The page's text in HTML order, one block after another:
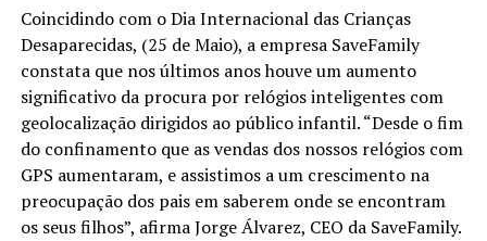
Coincidindo com o Dia Internacional das Crianças
Desaparecidas, (25 de Maio), a empresa SaveFamily
constata que nos últimos anos houve um aumento
significativo da procura por relógios inteligentes com
geolocalização dirigidos ao público infantil. “Desde o fim
do confinamento que as vendas dos nossos relógios com
GPS aumentaram, e assistimos a um crescimento na
preocupação dos pais em saberem onde se encontram
os seus filhos”, afirma Jorge Álvarez, CEO da SaveFamily.